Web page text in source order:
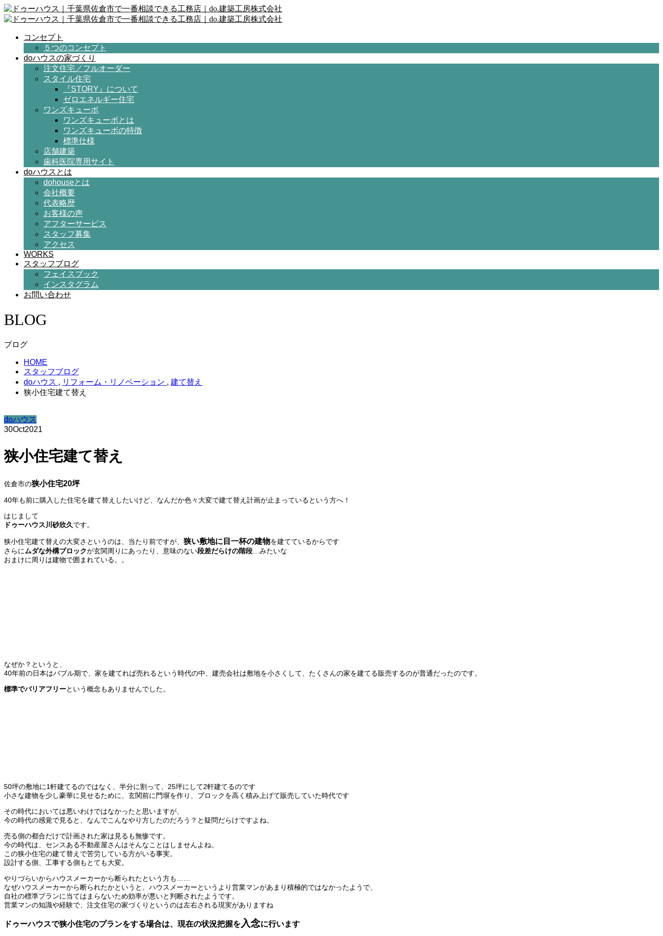
コンセプト
５つのコンセプト
doハウスの家づくり
注文住宅／フルオーダー
スタイル住宅
『STORY』について
ゼロエネルギー住宅
ワンズキューボ
ワンズキューボとは
ワンズキューボの特徴
標準仕様
店舗建築
歯科医院専用サイト
doハウスとは
dohouseとは
会社概要
代表略歴
お客様の声
アフターサービス
スタッフ募集
アクセス
WORKS
スタッフブログ
フェイスブック
インスタグラム
お問い合わせ
BLOG
ブログ
HOME
スタッフブログ
doハウス , リフォーム・リノベーション , 建て替え
狭小住宅建て替え
doハウス
30Oct2021
狭小住宅建て替え
佐倉市の狭小住宅20坪
40年も前に購入した住宅を建て替えしたいけど、なんだか色々大変で建て替え計画が止まっているという方へ！
はじまして
ドゥーハウス川砂欣久です。
狭小住宅建て替えの大変さというのは、当たり前ですが、 狭い敷地に目一杯の建物を建てているからです
さらにムダな外構ブロックが玄関周りにあったり、意味のない段差だらけの階段 …みたいな
おまけに周りは建物で囲まれている。。
なぜか？というと、
40年前の日本はバブル期で、 家を建てれば売れるという時代の中、建売会社は敷地を小さくして、たくさんの家を建てる販売するのが普通だったのです。
標準でバリアフリーという概念もありませんでした。
50坪の敷地に1軒建てるのではなく、半分に割って、25坪にして2軒建てるのです
小さな建物を少し豪華に見せるために、玄関前に門塀を作り、 ブロックを高く積み上げて販売していた時代です
その時代においては悪いわけではなかったと思いますが、
今の時代の感覚で見ると、なんでこんなやり方したのだろう？と疑問だらけですよね。
売る側の都合だけで計画された家は見るも無惨です。
今の時代は、 センスある不動産屋さんはそんなことはしませんよね。
この狭小住宅の建て替えで苦労している方がいる事実。
設計する側、工事する側もとても大変。
やりづらいからハウスメーカーから断られたという方も……
なぜハウスメーカーから断られたかというと、 ハウスメーカーというより営業マンがあまり積極的ではなかったよ うで、
自社の標準プランに当てはまらないため効率が悪いと判断されたようです。
営業マンの知識や経験で、 注文住宅の家づくりというのは左右される現実がありますね
ドゥーハウスで狭小住宅のプランをする場合は、現在の状況把握を入念に行います